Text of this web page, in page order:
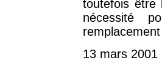
toutefois être
nécessité
13 mars 2001